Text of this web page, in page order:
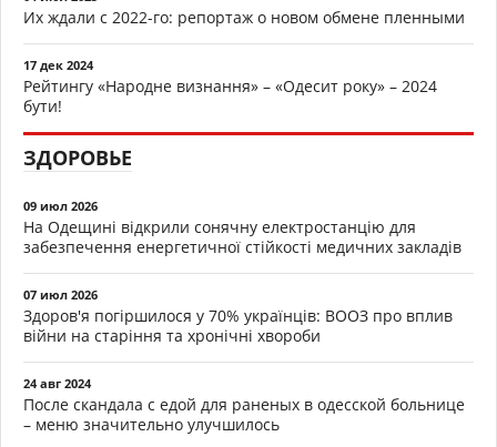
Их ждали с 2022-го: репортаж о новом обмене пленными
17 дек 2024
Рейтингу «Народне визнання» – «Одесит року» – 2024
бути!
ЗДОРОВЬЕ
09 июл 2026
На Одещині відкрили сонячну електростанцію для
забезпечення енергетичної стійкості медичних закладів
07 июл 2026
Здоров'я погіршилося у 70% українців: ВООЗ про вплив
війни на старіння та хронічні хвороби
24 авг 2024
После скандала с едой для раненых в одесской больнице
– меню значительно улучшилось